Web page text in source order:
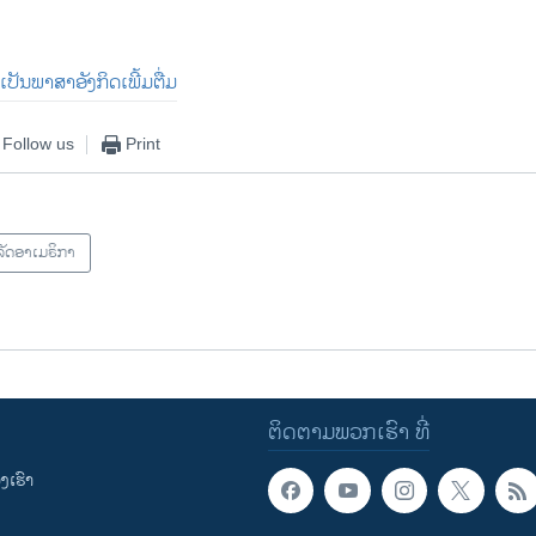
ປັນພາສາອັງກິດເພີ້ມຕື່ມ
Follow us Print
ອາເມຣິກາ
ຕິດຕາມພວກເຮົາ ທີ່
ຮົາ